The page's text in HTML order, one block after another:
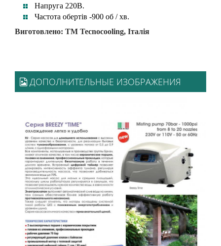
Напруга 220В.
Частота обертів -900 об / хв.
Виготовлено: ТМ Tecnocooling, Італія
ДОПОЛНИТЕЛЬНЫЕ ИЗОБРАЖЕНИЯ